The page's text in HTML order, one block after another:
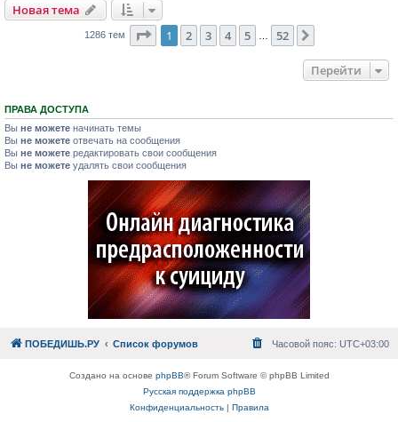
Новая тема
1286 тем Страница из 52
1 2 3 4 5 52
Перейти
ПРАВА ДОСТУПА
Вы не можете начинать темы
Вы не можете отвечать на сообщения
Вы не можете редактировать свои сообщения
Вы не можете удалять свои сообщения
ПОБЕДИШЬ.РУ Список форумов Часовой пояс: UTC+03:00
Создано на основе phpBB® Forum Software © phpBB Limited
Русская поддержка phpBB
Конфиденциальность| Правила